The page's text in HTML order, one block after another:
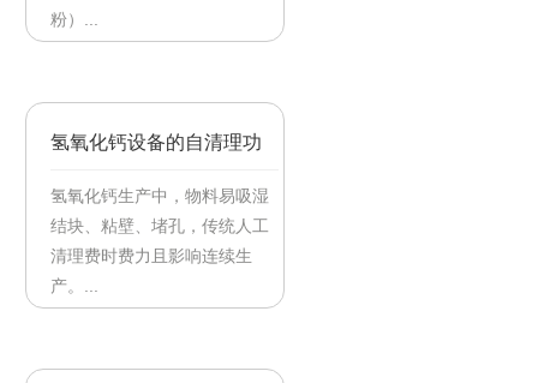
粉）...
氢氧化钙设备的自清理功
能是如何实现的
氢氧化钙生产中，物料易吸湿
结块、粘壁、堵孔，传统人工
清理费时费力且影响连续生
产。...